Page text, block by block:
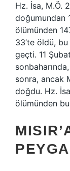
Hz. İsa, M.Ö. 2
doğumundan
ölümünden
33’te öldü,
geçti. 11
sonra, ancak
doğdu. Hz.
ölümünden